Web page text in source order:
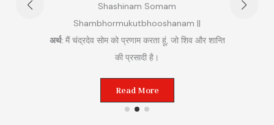
Shashinam Somam
Shambhormukutbhooshanam ||
अर्थ:मैं चंद्रदेव सोम को प्रणाम करता हूं, जो शिव और शान्ति
की प्रसादी है।
Read More